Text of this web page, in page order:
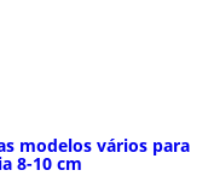
modelos vários para
8-10 cm